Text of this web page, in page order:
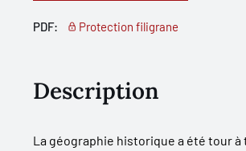
PDF: Protection filigrane
Description
La géographie historique a été tour